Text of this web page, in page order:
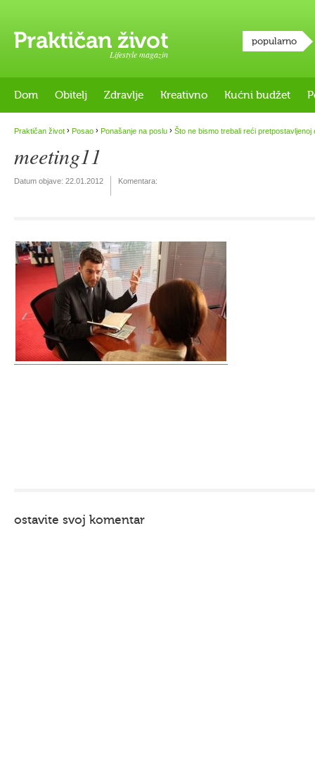
Lifestyle magazin
popularno
Dom Obitelj Zdravlje Kreativno Kućni budžet
Praktičan život › Posao › Ponašanje na poslu › Što ne bismo trebali reći pretpostavljenoj
meeting11
Datum objave: 22.01.2012 Komentara:
ostavite svoj komentar